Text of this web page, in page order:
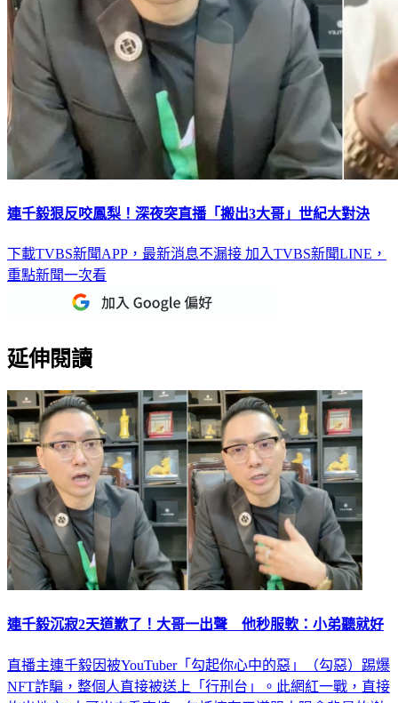
連千毅狠反咬鳳梨！深夜突直播「搬出3大哥」世紀大對決
下載TVBS新聞APP，最新消息不漏接 加入TVBS新聞LINE，
重點新聞一次看
延伸閱讀
連千毅沉寂2天道歉了！大哥一出聲 他秒服軟：小弟聽就好
直播主連千毅因被YouTuber「勾起你心中的惡」（勾惡）踢爆
NFT詐騙，整個人直接被送上「行刑台」。此網紅一戰，直接